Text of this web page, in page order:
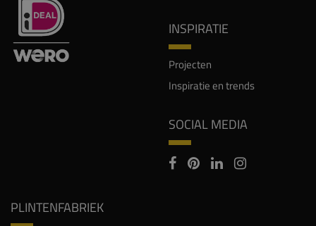
INSPIRATIE
Projecten
Inspiratie en trends
SOCIAL MEDIA
PLINTENFABRIEK